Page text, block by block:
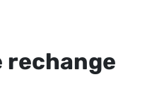
rechange